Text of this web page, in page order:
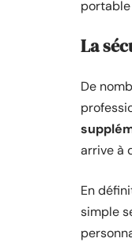
La
De
arrive à
En
simple